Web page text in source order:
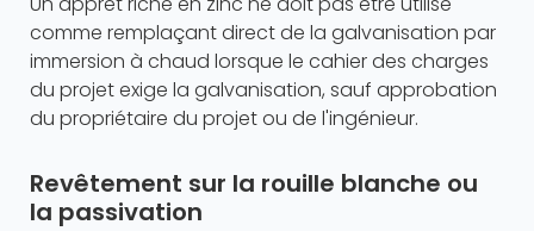
comme remplaçant direct de la galvanisation par
immersion à chaud lorsque le cahier des charges
du projet exige la galvanisation, sauf approbation
du propriétaire du projet ou de l'ingénieur.
Revêtement sur la rouille blanche ou
la passivation